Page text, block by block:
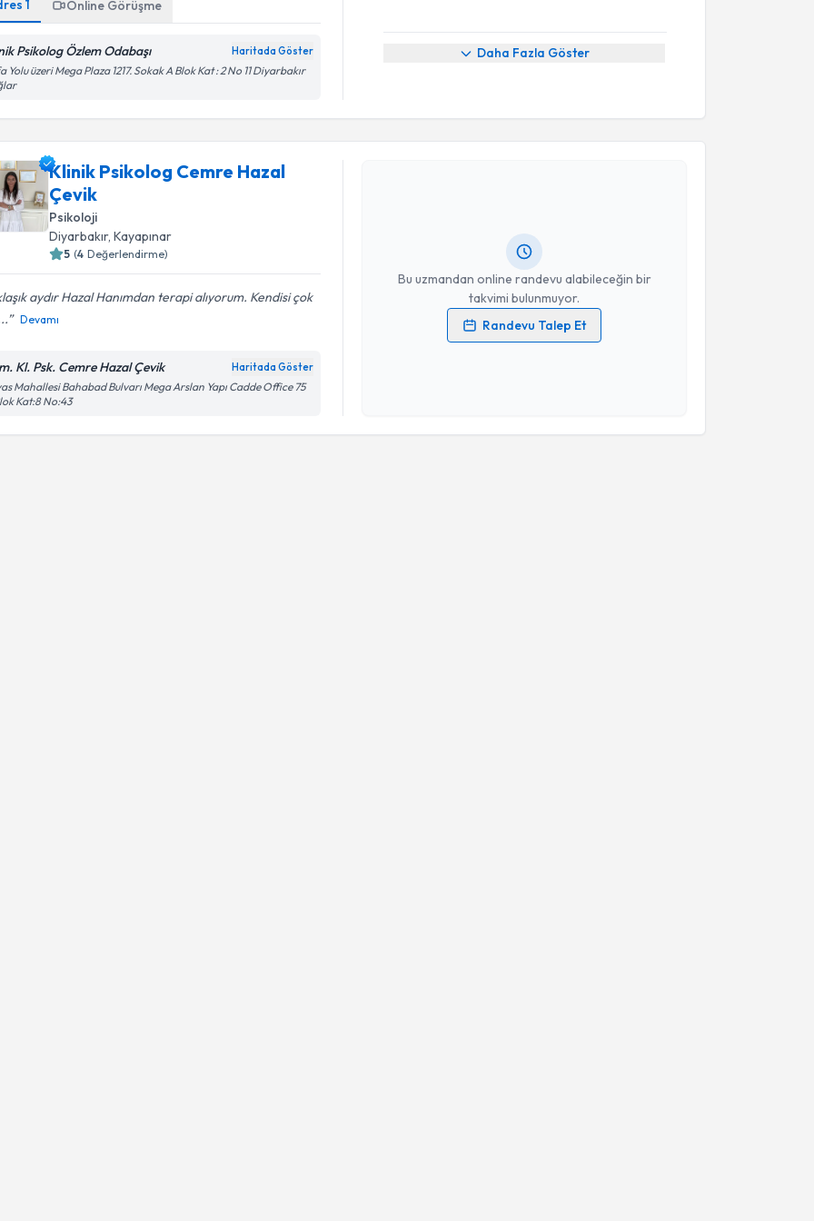
1 Online Görüşme
Psikolog Özlem Odabaşı Haritada Göster
Yolu üzeri Mega Plaza 1217. Sokak A Blok Kat : 2 No 11 Diyarbakır
Daha Fazla Göster
Klinik Psikolog Cemre Hazal
Çevik
Psikoloji
Diyarbakır, Kayapınar
5 (4 Değerlendirme)
aydır Hazal Hanımdan terapi alıyorum. Kendisi çok
Devamı
Kl. Psk. Cemre Hazal Çevik Haritada Göster
Mahallesi Bahabad Bulvarı Mega Arslan Yapı Cadde Office 75
Kat:8 No:43
Bu uzmandan online randevu alabileceğin bir
takvimi bulunmuyor.
Randevu Talep Et
Randevu Takvimi Talebi
Kişisel verilerimin işlenmesine ilişkinAydınlatma Metni
Takvim Talebini Gönder